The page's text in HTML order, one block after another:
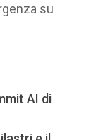
su
AI di